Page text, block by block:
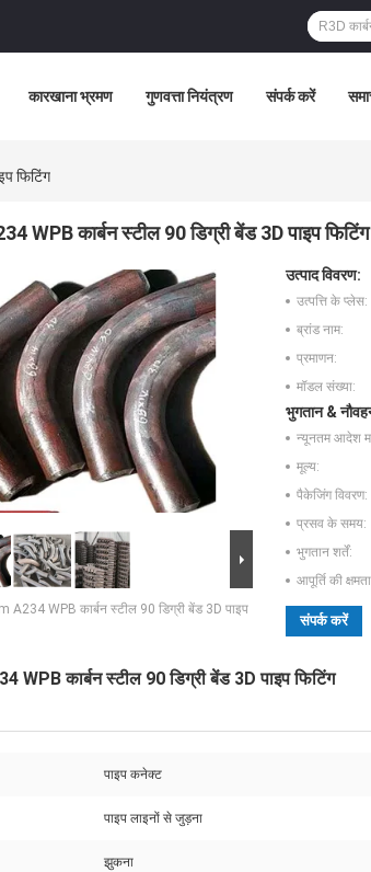
कारखाना भ्रमण गुणवत्ता नियंत्रण संपर्क करें
फिटिंग
WPB कार्बन स्टील 90 डिग्री बेंड 3D पाइप फिटिंग
A234 WPB कार्बन स्टील 90 डिग्री बेंड 3D पाइप
उत्पाद विवरण:
उत्पत्ति के प्लेस:
ब्रांड नाम:
प्रमाणन:
मॉडल संख्या:
भुगतान &
न्यूनतम आदेश
मूल्य:
पैकेजिंग विवरण:
प्रसव के समय:
भुगतान शर्तें:
आपूर्ति की
संपर्क करें
WPB कार्बन स्टील 90 डिग्री बेंड 3D पाइप फिटिंग
पाइप कनेक्ट
पाइप लाइनों से जुड़ना
झुकना